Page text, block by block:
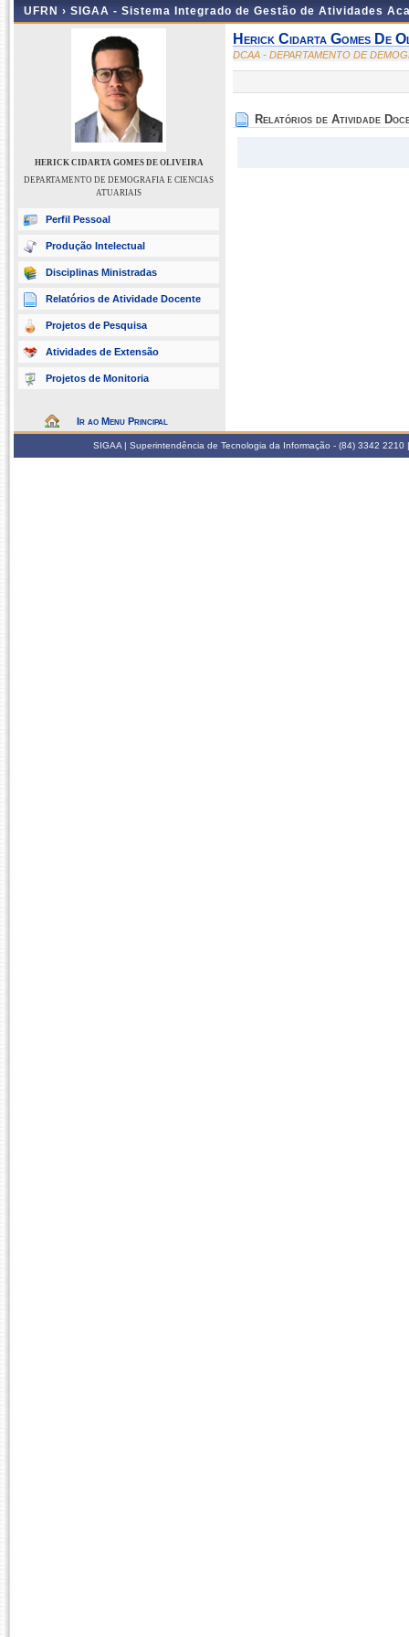
UFRN › SIGAA - Sistema Integrado de Gestão de Atividades
HERICK CIDARTA GOMES DE OLIVEIRA
DEPARTAMENTO DE DEMOGRAFIA E CIENCIAS
ATUARIAIS
Perfil Pessoal
Produção Intelectual
Disciplinas Ministradas
Relatórios de Atividade Docente
Projetos de Pesquisa
Atividades de Extensão
Projetos de Monitoria
Ir ao Menu Principal
Herick Cidarta Gomes De
DCAA - DEPARTAMENTO DE
Relatórios de Atividade
SIGAA | Superintendência de Tecnologia da Informação - (84) 3342